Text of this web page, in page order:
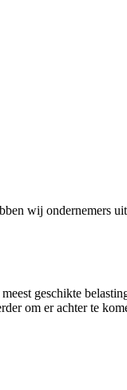
wij ondernemers
geschikte
om er achter te